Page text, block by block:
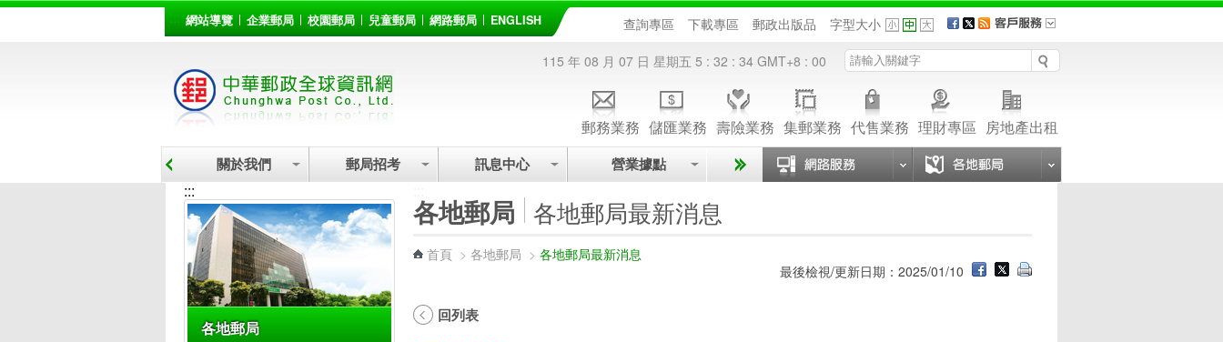
::: 網站導覽 企業郵局 校園郵局 兒童郵局 網路郵局 ENGLISH 查詢專區 下載專區 郵政出版品 字型大小
115 年 08 月 07 日 星期五 5 : 32 : 35 GMT+8 : 00
郵務業務 儲匯業務 壽險業務 集郵業務 代售業務 理財專區 房地產出租
關於我們 郵局招考 訊息中心 營業據點
:::
各地郵局
各地郵局 各地郵局最新消息
首頁 > 各地郵局 > 各地郵局最新消息
最後檢視/更新日期：2025/01/10
回列表